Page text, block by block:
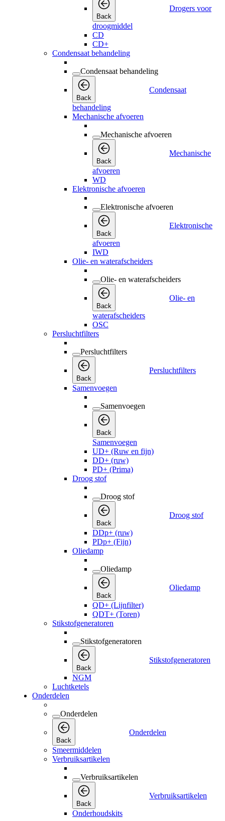
Back
Drogers voor
droogmiddel
CD
CD+
Condensaat behandeling
Condensaat behandeling
Back
Condensaat
behandeling
Mechanische afvoeren
Mechanische afvoeren
Back
Mechanische
afvoeren
WD
Elektronische afvoeren
Elektronische afvoeren
Back
Elektronische
afvoeren
IWD
Olie- en waterafscheiders
Olie- en waterafscheiders
Back
Olie- en
waterafscheiders
OSC
Persluchtfilters
Persluchtfilters
Back
Persluchtfilters
Samenvoegen
Samenvoegen
Back
Samenvoegen
UD+ (Ruw en fijn)
DD+ (ruw)
PD+ (Prima)
Droog stof
Droog stof
Back
Droog stof
DDp+ (ruw)
PDp+ (Fijn)
Oliedamp
Oliedamp
Back
Oliedamp
QD+ (Lijnfilter)
QDT+ (Toren)
Stikstofgeneratoren
Stikstofgeneratoren
Back
Stikstofgeneratoren
NGM
Luchtketels
Onderdelen
Onderdelen
Back
Onderdelen
Smeermiddelen
Verbruiksartikelen
Verbruiksartikelen
Back
Verbruiksartikelen
Onderhoudskits